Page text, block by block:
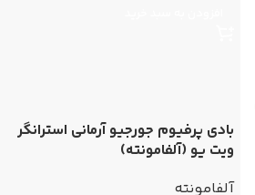
بادی پرفیوم جورجیو آرمانی استرانگر
ویت یو (آلفامونته)
آلفامونته